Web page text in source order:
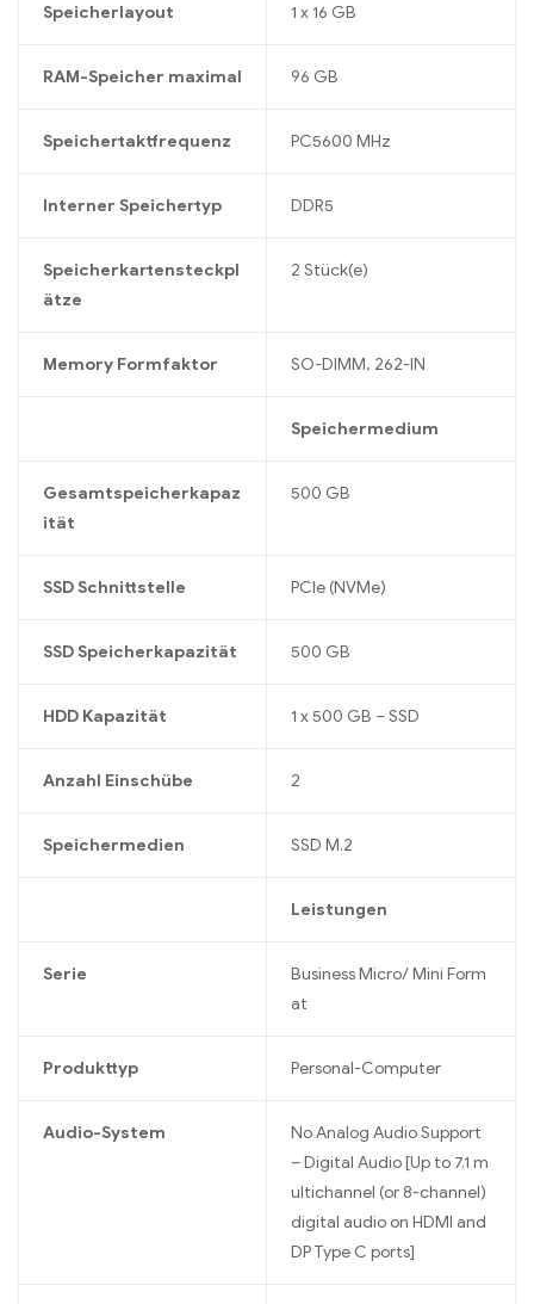
Speicherlayout 1 x 16 GB
RAM-Speicher maximal 96 GB
Speichertaktfrequenz PC5600 MHz
Interner Speichertyp DDR5
Speicherkartensteckpl
ätze
2 Stück(e)
Memory Formfaktor SO-DIMM, 262-IN
Speichermedium
Gesamtspeicherkapaz
ität
500 GB
SSD Schnittstelle PCIe (NVMe)
SSD Speicherkapazität 500 GB
HDD Kapazität 1 x 500 GB – SSD
Anzahl Einschübe 2
Speichermedien SSD M.2
Leistungen
Serie
Business Micro/ Mini Form
at
Produkttyp Personal-Computer
Audio-System
No Analog Audio Support
– Digital Audio [Up to 7.1 m
ultichannel (or 8-channel)
digital audio on HDMI and
DP Type C ports]